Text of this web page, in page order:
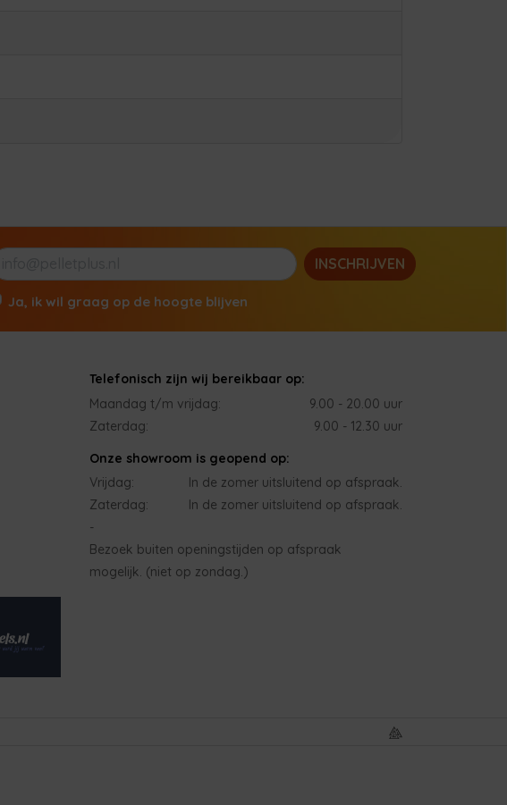
INSCHRIJVEN
Ja, ik wil graag op de hoogte blijven
Telefonisch zijn wij bereikbaar op:
Maandag t/m vrijdag:
9.00 - 20.00 uur
Zaterdag:
9.00 - 12.30 uur
Onze showroom is geopend op:
Vrijdag:
In de zomer uitsluitend op afspraak.
Zaterdag:
In de zomer uitsluitend op afspraak.
-
Bezoek buiten openingstijden op afspraak
mogelijk. (niet op zondag.)